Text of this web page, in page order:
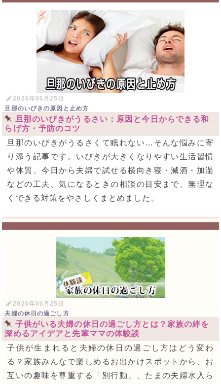
2026年06月25日
旦那のいびきの原因と止め方
旦那のいびきがうるさい：原因と今日からできる和
らげ方・予防のコツ
旦那のいびきがうるさくて眠れない…そんな悩みに寄
り添う記事です。いびきが大きくなりやすい生活習慣
や体質、今日から夫婦で試せる横向き寝・減酒・加湿
などの工夫、気になるときの相談の目安まで、無理な
くできる対策をやさしくまとめました。
2026年06月25日
夫婦の休日の過ごし方
子供がいる夫婦の休日の過ごし方とは？家族の絆を
深めるアイデアと先輩ママの体験談
子供が生まれると夫婦の休日の過ごし方はどう変わ
る？家族みんなで楽しめるお出かけスポットから、お
互いの趣味を尊重する「別行動」、たまの夫婦水入ら